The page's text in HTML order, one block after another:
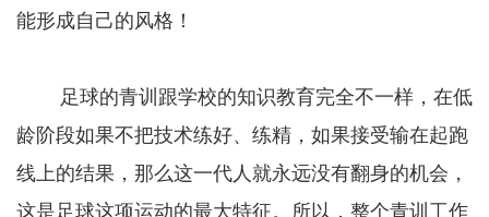
能形成自己的风格！
足球的青训跟学校的知识教育完全不一样，在低
龄阶段如果不把技术练好、练精，如果接受输在起跑
线上的结果，那么这一代人就永远没有翻身的机会，
这是足球这项运动的最大特征。所以，整个青训工作